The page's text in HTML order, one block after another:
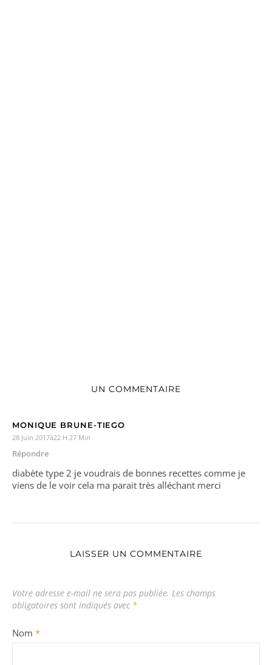
UN COMMENTAIRE
MONIQUE BRUNE-TIEGO
28 Juin 2017à22 H 27 Min
Répondre
diabète type 2 je voudrais de bonnes recettes comme je
viens de le voir cela ma parait très alléchant merci
LAISSER UN COMMENTAIRE
Votre adresse e-mail ne sera pas publiée. Les champs
obligatoires sont indiqués avec *
Nom *